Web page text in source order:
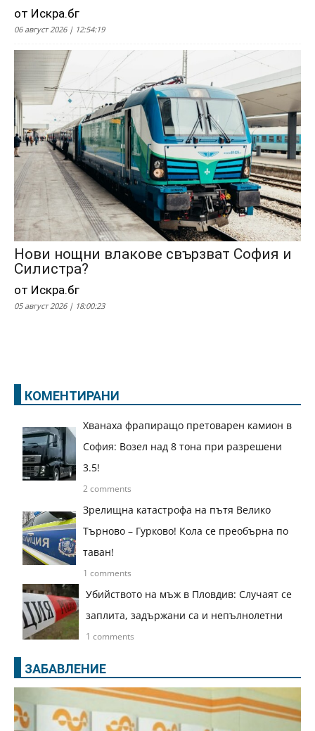
от Искра.бг
06 август 2026 | 12:54:19
Нови нощни влакове свързват София и
Силистра?
от Искра.бг
05 август 2026 | 18:00:23
КОМЕНТИРАНИ
Хванаха фрапиращо претоварен камион в
София: Возел над 8 тона при разрешени
3.5!
2 comments
Зрелищна катастрофа на пътя Велико
Търново – Гурково! Кола се преобърна по
таван!
1 comments
Убийството на мъж в Пловдив: Случаят се
заплита, задържани са и непълнолетни
1 comments
ЗАБАВЛЕНИЕ